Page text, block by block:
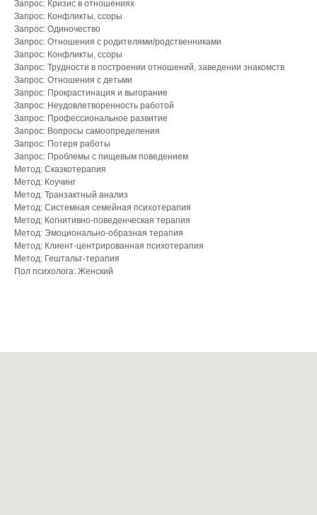
Запрос: Кризис в отношениях
Запрос: Конфликты, ссоры
Запрос: Одиночество
Запрос: Отношения с родителями/родственниками
Запрос: Конфликты, ссоры
Запрос: Трудности в построении отношений, заведении знакомств
Запрос: Отношения с детьми
Запрос: Прокрастинация и выгорание
Запрос: Неудовлетворенность работой
Запрос: Профессиональное развитие
Запрос: Вопросы самоопределения
Запрос: Потеря работы
Запрос: Проблемы с пищевым поведением
Метод: Сказкотерапия
Метод: Коучинг
Метод: Транзактный анализ
Метод: Системная семейная психотерапия
Метод: Когнитивно-поведенческая терапия
Метод: Эмоционально-образная терапия
Метод: Клиент-центрированная психотерапия
Метод: Гештальт-терапия
Пол психолога: Женский